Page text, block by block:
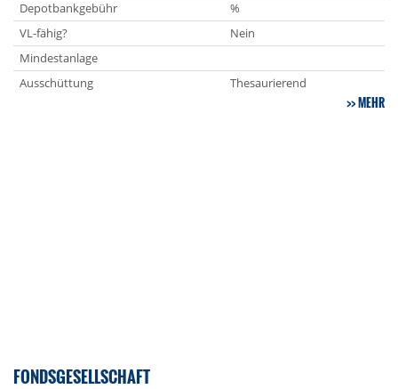
Depotbankgebühr
%
VL-fähig?
Nein
Mindestanlage
Ausschüttung
Thesaurierend
MEHR
FONDSGESELLSCHAFT